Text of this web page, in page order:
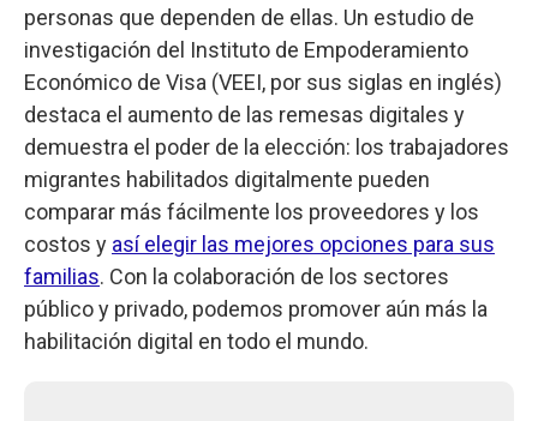
personas que dependen de ellas. Un estudio de
investigación del Instituto de Empoderamiento
Económico de Visa (VEEI, por sus siglas en inglés)
destaca el aumento de las remesas digitales y
demuestra el poder de la elección: los trabajadores
migrantes habilitados digitalmente pueden
comparar más fácilmente los proveedores y los
costos y así elegir las mejores opciones para sus
familias. Con la colaboración de los sectores
público y privado, podemos promover aún más la
habilitación digital en todo el mundo.